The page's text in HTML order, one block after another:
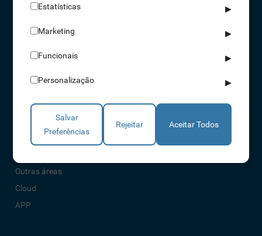
Livro de reclamações
Soluções
Acessos
Torniquetes
Parques Auto
Rondas e Serviços
Outras áreas
Cloud
APP
Estatísticas ▶
Marketing ▶
Funcionais ▶
Personalização ▶
Salvar
Preferências
Rejeitar Aceitar Todos